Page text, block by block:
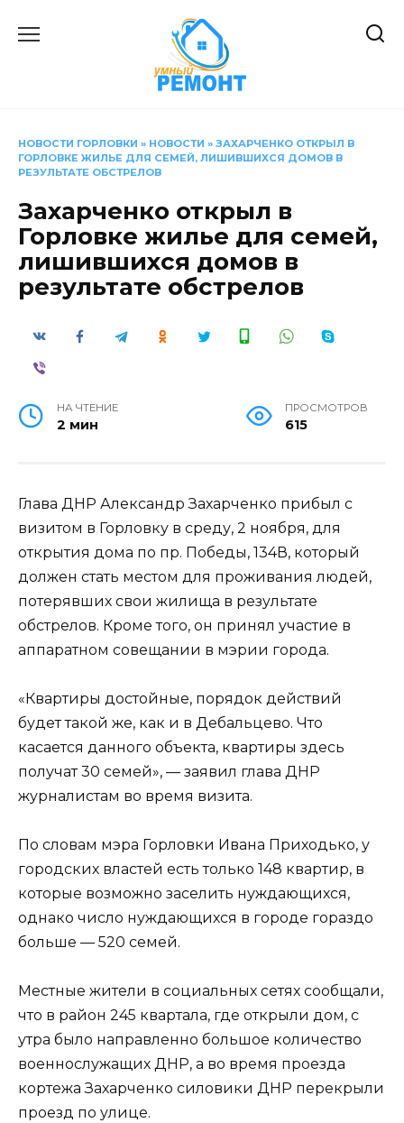
НОВОСТИ ГОРЛОВКИ » НОВОСТИ » ЗАХАРЧЕНКО ОТКРЫЛ В
ГОРЛОВКЕ ЖИЛЬЕ ДЛЯ СЕМЕЙ, ЛИШИВШИХСЯ ДОМОВ В
РЕЗУЛЬТАТЕ ОБСТРЕЛОВ
Захарченко открыл в
Горловке жилье для семей,
лишившихся домов в
результате обстрелов
НА ЧТЕНИЕ
2 мин
ПРОСМОТРОВ
615
Глава ДНР Александр Захарченко прибыл с
визитом в Горловку в среду, 2 ноября, для
открытия дома по пр. Победы, 134В, который
должен стать местом для проживания людей,
потерявших свои жилища в результате
обстрелов. Кроме того, он принял участие в
аппаратном совещании в мэрии города.
«Квартиры достойные, порядок действий
будет такой же, как и в Дебальцево. Что
касается данного объекта, квартиры здесь
получат 30 семей», — заявил глава ДНР
журналистам во время визита.
По словам мэра Горловки Ивана Приходько, у
городских властей есть только 148 квартир, в
которые возможно заселить нуждающихся,
однако число нуждающихся в городе гораздо
больше — 520 семей.
Местные жители в социальных сетях сообщали,
что в район 245 квартала, где открыли дом, с
утра было направленно большое количество
военнослужащих ДНР, а во время проезда
кортежа Захарченко силовики ДНР перекрыли
проезд по улице.